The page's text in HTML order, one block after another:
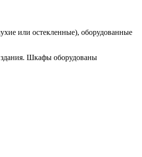
или остекленные), оборудованные
здания. Шкафы оборудованы